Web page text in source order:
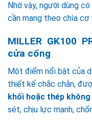
Nhờ vậy, người dùng
cần mang theo chìa cơ
MILLER GK100
cửa cổng
Một điểm nổi bật của
thiết kế chắc chắn,
khối hoặc thép
sét, chịu lực mạnh,